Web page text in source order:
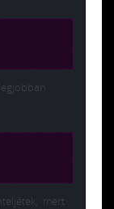
mert